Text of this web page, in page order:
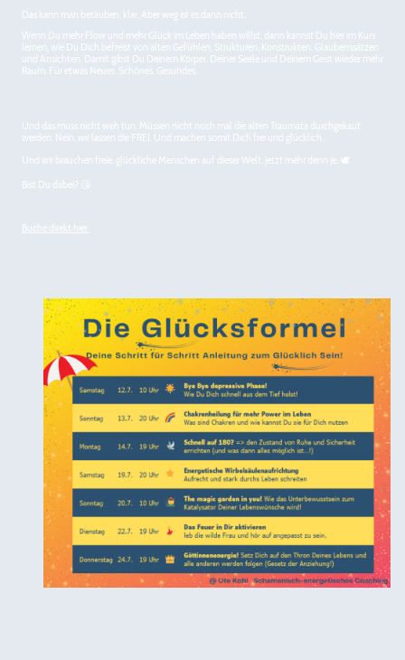
Das kann man betäuben, klar. Aber weg ist es dann nicht.
Wenn Du mehr Flow und mehr Glück im Leben haben willst, dann kannst Du hier im Kurs
lernen, wie Du Dich befreist von alten Gefühlen, Strukturen, Konstrukten. Glaubenssätzen
und Ansichten. Damit gibst Du Deinem Körper, Deiner Seele und Deinem Geist wieder mehr
Raum. Für etwas Neues, Schönes, Gesundes.
Und das muss nicht weh tun. Müssen nicht noch mal die alten Traumata durchgekaut
werden. Nein, wir lassen die FREI. Und machen somit Dich frei und glücklich.
Und wir brauchen freie, glückliche Menschen auf dieser Welt, jetzt mehr denn je. 🕊
Bist Du dabei? 😘
Buche direkt hier.